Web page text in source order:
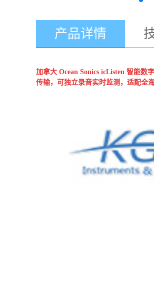
产品详情
加拿大 Ocean Sonics icListen 智能数
传输，可独立录音实时监测，适配全